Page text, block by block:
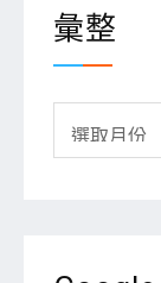
彙整